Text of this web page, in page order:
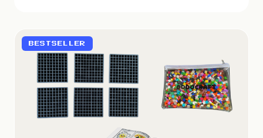
BESTSELLER